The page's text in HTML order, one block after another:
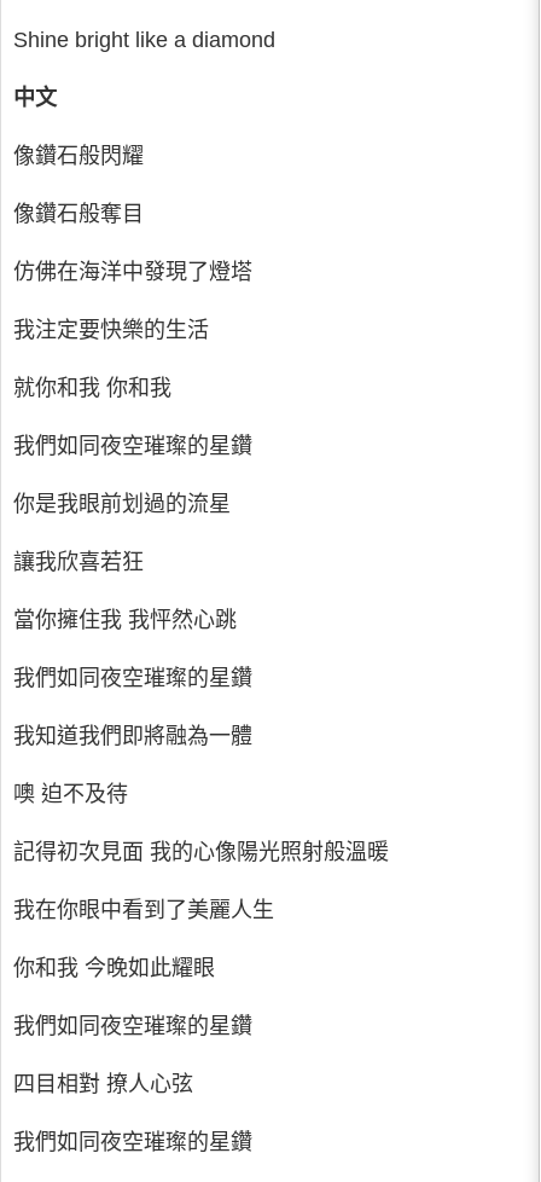
Shine bright like a diamond
中文
像鑽石般閃耀
像鑽石般奪目
仿佛在海洋中發現了燈塔
我注定要快樂的生活
就你和我 你和我
我們如同夜空璀璨的星鑽
你是我眼前划過的流星
讓我欣喜若狂
當你擁住我 我怦然心跳
我們如同夜空璀璨的星鑽
我知道我們即將融為一體
噢 迫不及待
記得初次見面 我的心像陽光照射般溫暖
我在你眼中看到了美麗人生
你和我 今晚如此耀眼
我們如同夜空璀璨的星鑽
四目相對 撩人心弦
我們如同夜空璀璨的星鑽